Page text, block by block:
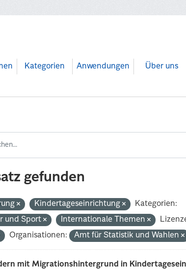
Kategorien Anwendungen Über uns
gefunden
Kindertageseinrichtung
Kategorien:
und Sport
Internationale Themen
Organisationen: Amt für Statistik und Wahlen
mit Migrationshintergrund in